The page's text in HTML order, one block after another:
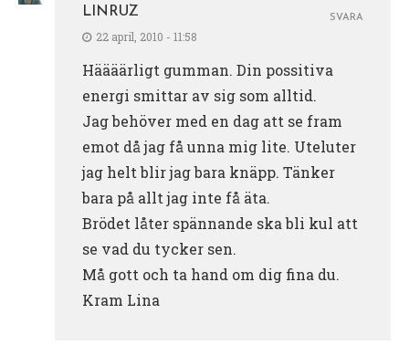
LINRUZ
22 april, 2010 - 11:58
Häääärligt gumman. Din possitiva
energi smittar av sig som alltid.
Jag behöver med en dag att se fram
emot då jag få unna mig lite. Uteluter
jag helt blir jag bara knäpp. Tänker
bara på allt jag inte få äta.
Brödet låter spännande ska bli kul att
se vad du tycker sen.
Må gott och ta hand om dig fina du.
Kram Lina
SVARA